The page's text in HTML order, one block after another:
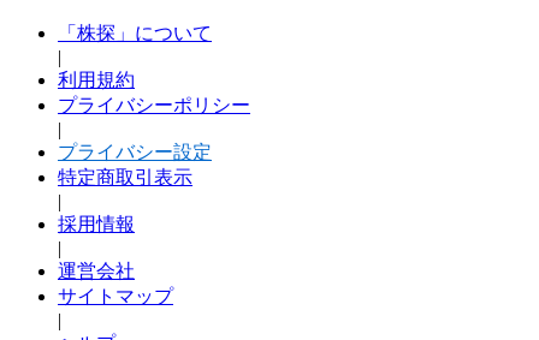
「株探」について
|
利用規約
プライバシーポリシー
|
プライバシー設定
特定商取引表示
|
採用情報
|
運営会社
サイトマップ
|